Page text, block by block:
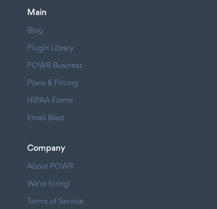
Main
Blog
Plugin Library
POWR Business
Plans & Pricing
HIPAA Forms
Email Blast
Company
About POWR
We're hiring!
Terms of Service